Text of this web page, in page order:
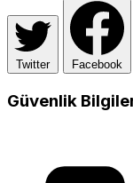
Twitter Facebook
Güvenlik